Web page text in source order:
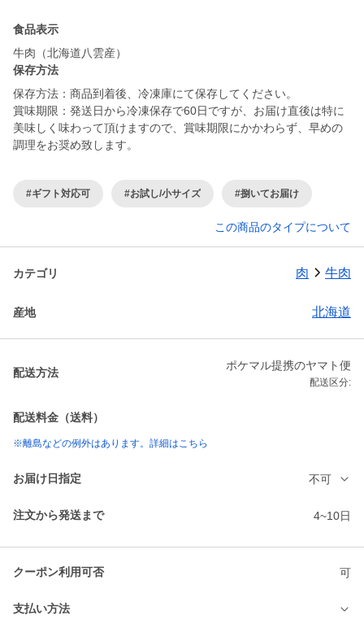
食品表示
牛肉（北海道八雲産）
保存方法
保存方法：商品到着後、冷凍庫にて保存してください。
賞味期限：発送日から冷凍保存で60日ですが、お届け直後は特に
美味しく味わって頂けますので、賞味期限にかかわらず、早めの
調理をお奨め致します。
#ギフト対応可 #お試し/小サイズ #捌いてお届け
この商品のタイプについて
カテゴリ 肉 牛肉
産地 北海道
配送方法
ポケマル提携のヤマト便
配送区分:
配送料金（送料）
※離島などの例外はあります。詳細はこちら
お届け日指定 不可
注文から発送まで 4~10日
クーポン利用可否 可
支払い方法